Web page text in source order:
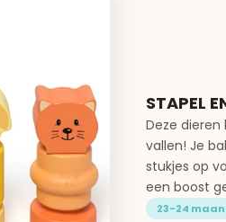
STAPEL
Deze dieren
vallen! Je
stukjes op
een boost
23-24